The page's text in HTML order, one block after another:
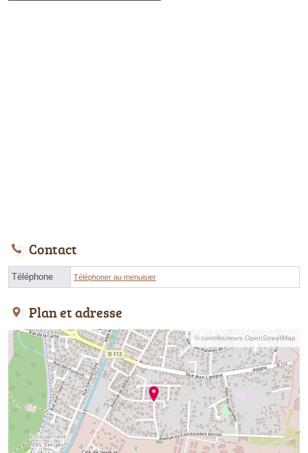
Contact
Téléphone Téléphoner au menuisier
Plan et adresse
© contributeurs OpenStreetMap